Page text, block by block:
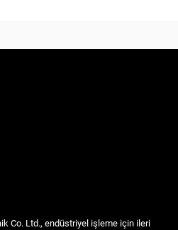
Co. Ltd., endüstriyel işleme için ileri